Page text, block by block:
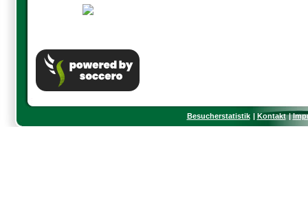
Besucherstatistik Kontakt